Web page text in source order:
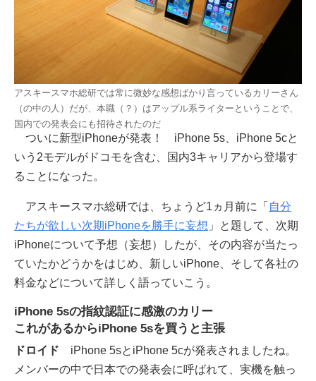
アスキースマホ総研では常に微妙な感想ばかり言っているカリーさん
（の中の人）だが、本職（？）はアップル系ライターということで、
国内での発表会にも招待されたのだ
ついに新型iPhoneが発表！ iPhone 5s、iPhone 5cと
いう2モデルがドコモを含む、国内3キャリアから登場す
ることになった。
アスキースマホ総研では、ちょうど1ヵ月前に「 自分
たちが欲しい次期iPhoneを勝手に妄想 」と題して、次期
iPhoneについて予想（妄想）したが、その内容が当たっ
ていたかどうかをはじめ、新しいiPhone、そして各社の
料金などについて詳しく語っていこう。
iPhone 5sの指紋認証に感激のカリー
これがあるからiPhone 5sを買うと主張
ドロイド iPhone 5sとiPhone 5cが発表されましたね。
メンバーの中で日本での発表会に呼ばれて、実機を触っ